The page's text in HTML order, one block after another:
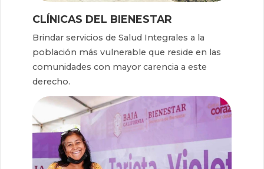
CLÍNICAS DEL BIENESTAR
Brindar servicios de Salud Integrales a la
población más vulnerable que reside en las
comunidades con mayor carencia a este
derecho.